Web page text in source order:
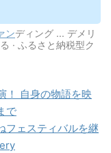
ンディング ... デメリ
· ふるさと納税型ク
！ 自身の物語を映
で
フェスティバルを継